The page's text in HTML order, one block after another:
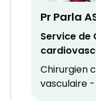
Pr Parla
Service de
Chirurgien
vasculaire